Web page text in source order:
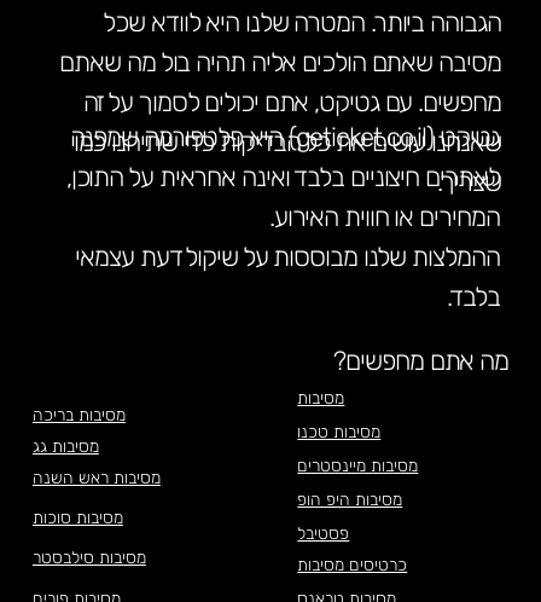
מסיבות בריכה
מסיבות גג
מסיבות ראש השנה
מסיבות סוכות
מסיבות סילבסטר
מה אתם מחפשים?
מסיבות
מסיבות טכנו
מסיבות מיינסטרים
מסיבות היפ הופ
פסטיבל
כרטיסים מסיבות
גטיקט (geticket.co.il) היא פלטפורמה שמפנה
לאתרים חיצוניים בלבד ואינה אחראית על התוכן,
המחירים או חווית האירוע.
ההמלצות שלנו מבוססות על שיקול דעת עצמאי
בלבד.
הגבוהה ביותר. המטרה שלנו היא לוודא שכל
מסיבה שאתם הולכים אליה תהיה בול מה שאתם
מחפשים. עם גטיקט, אתם יכולים לסמוך על זה
שאנחנו עושים את כל הבדיקות כדי שתיהנו כמו
שצריך.